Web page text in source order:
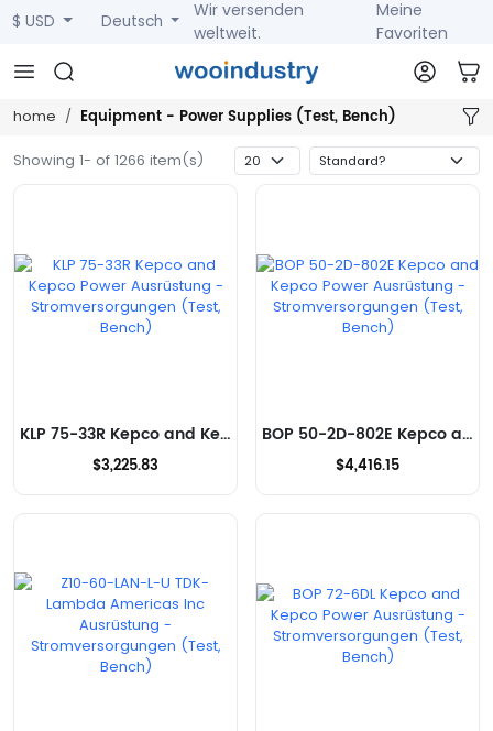
$ USD Deutsch
Wir versenden
weltweit.
Meine
Favoriten
home Equipment - Power Supplies (Test, Bench)
Showing 1- of 1266 item(s)
KLP 75-33R Kepco and Kepco Power Ausrüstung - Stromversorgungen (Test, Bench)
$3,225.83
BOP 50-2D-802E Kepco and Kepco Power Ausrüstung - Stromversorgungen (Test, Bench)
$4,416.15